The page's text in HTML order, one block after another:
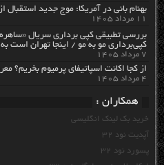
بهنام بانی در آمریکا: موج جدید
۱۱ مرداد ۱۴۰۵
بررسی تطبیقی کپی برداری سریال
کپی‌برداری مو به مو / اینجا تهران است
۷ مرداد ۱۴۰۵
از کجا اکانت اسپاتیفای پرمیوم بخریم؟ معرفی ۴ فروشگاه معتبر
۴ مرداد ۱۴۰۵
همکاران :
خرید بک لینک انگلیسی
آپدیت نود 32
پسورد نود 32